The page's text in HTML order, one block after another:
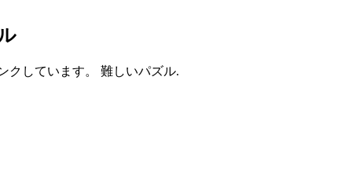
クしています。 難しいパズル.